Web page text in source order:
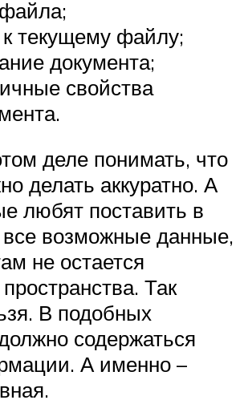
к текущему файлу;
документа;
свойства
деле понимать, что
делать аккуратно. А
любят поставить в
все возможные данные,
не остается
Так
В подобных
содержаться
А именно –